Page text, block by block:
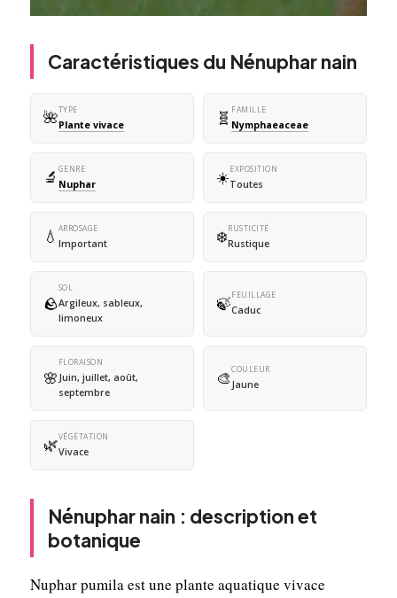
Caractéristiques du Nénuphar nain
🌺TYPE
Plante vivace 🧬 FAMILLE
Nymphaeaceae
🔬 GENRE
Nuphar ☀️EXPOSITION
Toutes
💧 ARROSAGE
Important ❄️RUSTICITÉ
Rustique
🪨
SOL
Argileux, sableux,
limoneux
🍃FEUILLAGE
Caduc
🌸
FLORAISON
Juin, juillet, août,
septembre
🎨COULEUR
Jaune
🌿VÉGÉTATION
Vivace
Nénuphar nain : description et
botanique
Nuphar pumila est une plante aquatique vivace